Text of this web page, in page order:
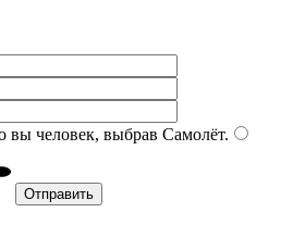
вы человек, выбрав Самолёт.